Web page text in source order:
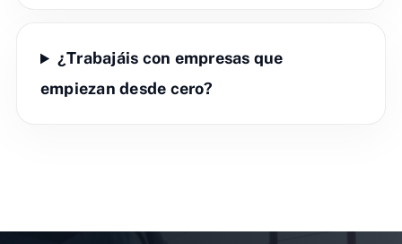
¿Trabajáis con empresas que
empiezan desde cero?